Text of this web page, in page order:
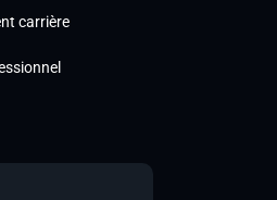
carrière